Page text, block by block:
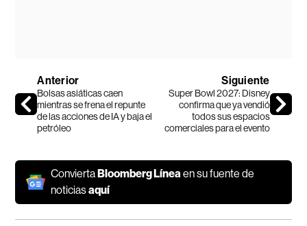
Anterior
Bolsas asiáticas caen
mientras se frena el repunte
de las acciones de IA y baja el
petróleo
Siguiente
Super Bowl 2027: Disney
confirma que ya vendió
todos sus espacios
comerciales para el evento
ConviertaBloomberg Líneaen su fuente de
noticiasaquí